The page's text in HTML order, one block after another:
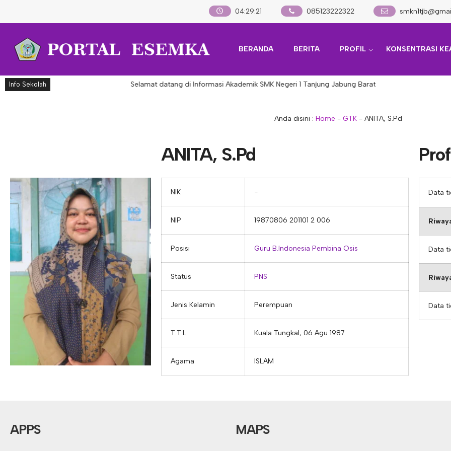
04:29:21 085123222322
BERANDA BERITA PROFIL KONSENTRASI
Info Sekolah Selamat datang di Informasi Akademik SMK Negeri 1 Tanjung Jabung Barat
Anda disini : Home - GTK - ANITA, S.Pd
ANITA, S.Pd
NIK −
NIP 19870806 201101 2 006
Posisi Guru B.Indonesia Pembina Osis
Status PNS
Jenis Kelamin Perempuan
T.T.L Kuala Tungkal, 06 Agu 1987
Agama ISLAM
Data
Data
Data
APPS MAPS